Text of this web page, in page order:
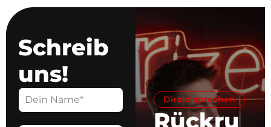
Schreib
uns!
Direkt sprechen
Rückru